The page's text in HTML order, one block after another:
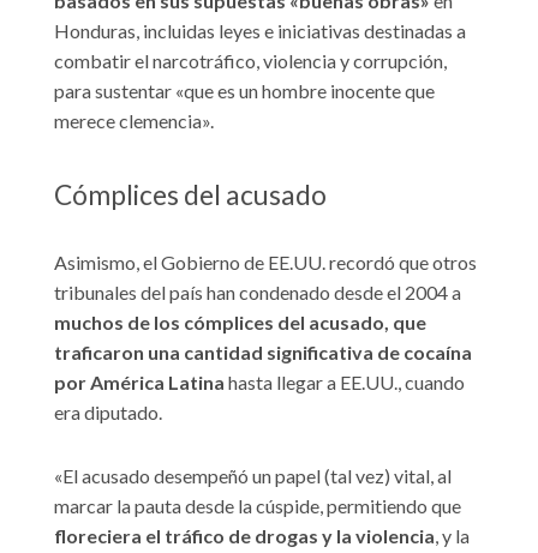
Honduras, incluidas leyes e iniciativas destinadas a
combatir el narcotráfico, violencia y corrupción,
para sustentar «que es un hombre inocente que
merece clemencia».
Cómplices del acusado
Asimismo, el Gobierno de EE.UU. recordó que otros
tribunales del país han condenado desde el 2004 a
muchos de los cómplices del acusado, que
traficaron una cantidad significativa de cocaína
por América Latina hasta llegar a EE.UU., cuando
era diputado.
«El acusado desempeñó un papel (tal vez) vital, al
marcar la pauta desde la cúspide, permitiendo que
floreciera el tráfico de drogas y la violencia, y la